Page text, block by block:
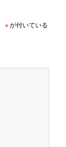
※が付いている